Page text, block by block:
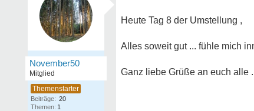
November50
Mitglied
Beiträge: 20
Themen: 1
Heute Tag 8 der Umstellung ,
Alles soweit gut ... fühle mich
Ganz liebe Grüße an euch alle